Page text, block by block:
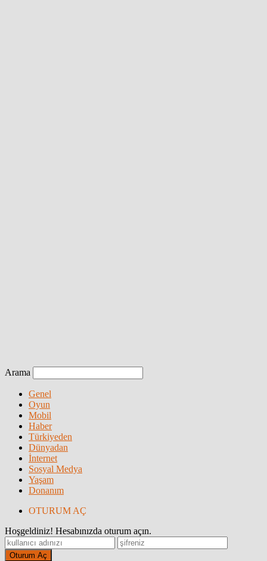
Arama
Genel
Oyun
Mobil
Haber
Türkiyeden
Dünyadan
İnternet
Sosyal Medya
Yaşam
Donanım
OTURUM AÇ
Hoşgeldiniz! Hesabınızda oturum açın.